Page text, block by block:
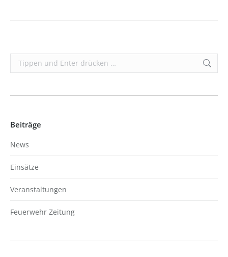
Search:
Beiträge
News
Einsätze
Veranstaltungen
Feuerwehr Zeitung